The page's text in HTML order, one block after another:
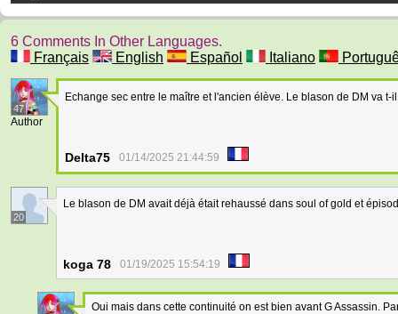
6 Comments In Other Languages.
Français
English Español Italiano
47
Author
Echange sec entre le maître et l'ancien élève. Le blason de DM va
Delta75 01/14/2025 21:44:59
20
Le blason de DM avait déjà était rehaussé dans soul of gold et
koga 78 01/19/2025 15:54:19
Oui mais dans cette continuité on est bien avant G Assassin.